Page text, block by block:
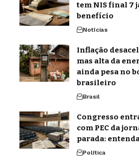
tem NIS final 7
benefício
Notícias
Inflação
mas alta da
ainda pesa no
brasileiro
Brasil
Congresso
com PEC da
parada:
Política